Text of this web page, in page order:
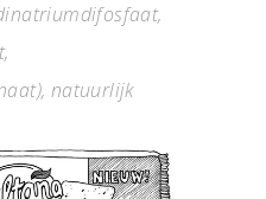
natuurlijk